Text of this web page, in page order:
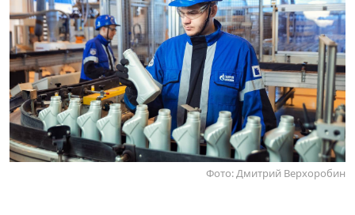
Фото: Дмитрий Верхоробин